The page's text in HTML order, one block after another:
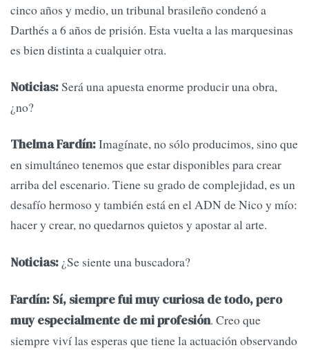
cinco años y medio, un tribunal brasileño condenó a
Darthés a 6 años de prisión. Esta vuelta a las marquesinas
es bien distinta a cualquier otra.
Noticias:Será una apuesta enorme producir una obra,
¿no?
Thelma Fardín:Imagínate, no sólo producimos, sino que
en simultáneo tenemos que estar disponibles para crear
arriba del escenario. Tiene su grado de complejidad, es un
desafío hermoso y también está en el ADN de Nico y mío:
hacer y crear, no quedarnos quietos y apostar al arte.
Noticias: ¿Se siente una buscadora?
Fardín: Sí, siempre fui muy curiosa de todo, pero
muy especialmente de mi profesión. Creo que
siempre viví las esperas que tiene la actuación observando